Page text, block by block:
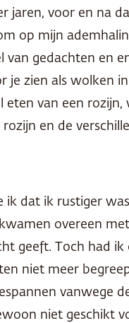
jaren, voor en na
op mijn
gedachten en
je zien als wolken
van een
en de
dat ik rustiger
overeen
geeft. Toch had
niet meer
vanwege
niet geschikt